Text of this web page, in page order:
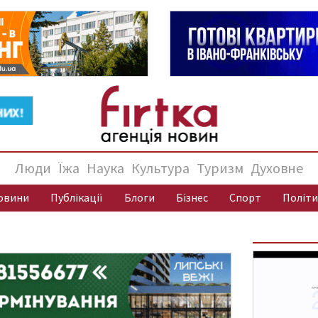
Люди Їжа Наука Культура Туризм Духовне
Публікації Блоги Бізнес Спорт